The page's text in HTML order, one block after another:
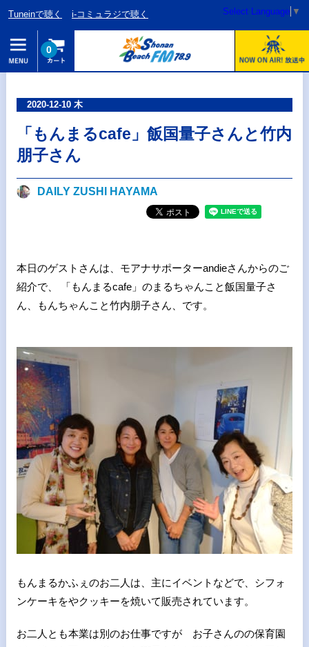
Tuneinで聴く i-コミュラジで聴く Select Language ▼
0
2020-12-10 木
「もんまるcafe」飯国量子さんと竹内
朋子さん
DAILY ZUSHI HAYAMA
本日のゲストさんは、モアナサポーターandieさんからのご
紹介で、 「もんまるcafe」のまるちゃんこと飯国量子さ
ん、もんちゃんこと竹内朋子さん、です。
もんまるかふぇのお二人は、主にイベントなどで、シフォ
ンケーキをやクッキーを焼いて販売されています。
お二人とも本業は別のお仕事ですが お子さんのの保育園